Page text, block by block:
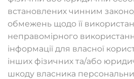
встановлених чинним
обмежень щодо її
неправомірного
інформації для власної
інших фізичних та/або
шкоду власника